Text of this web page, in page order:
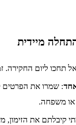
מיידית
תחכו ליום החקירה.
: שמרו את הפרטים
או משפחה.
קיבלתם את הזימון,